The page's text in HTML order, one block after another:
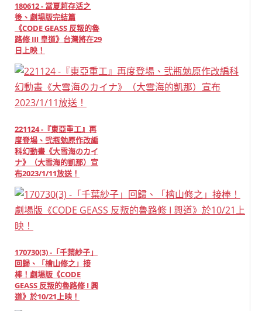
180612 - 當夏莉存活之
後、劇場版完結篇
《CODE GEASS 反叛的魯
路修 III 皇道》台灣將在29
日上映！
221124 -『東亞重工』再
度登場、弐瓶勉原作改編
科幻動畫《大雪海のカイ
ナ》（大雪海的凱那）宣
布2023/1/11放送！
170730(3) -「千葉紗子」
回歸、「檜山修之」接
棒！劇場版《CODE
GEASS 反叛的魯路修 I 興
道》於10/21上映！